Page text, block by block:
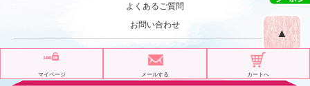
マイページ メールする カートへ
▲
よくあるご質問
お問い合わせ
© 2017 カラコン ナチュラリ【NATURALI】 All Rights Reserved.